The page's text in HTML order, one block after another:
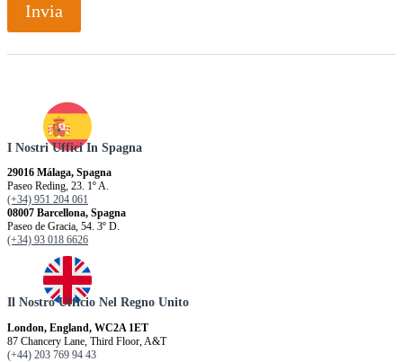
Invia
I Nostri Uffici In Spagna
29016 Málaga, Spagna
Paseo Reding, 23. 1º A.
(+34) 951 204 061
08007 Barcellona, ​​Spagna
Paseo de Gracia, 54. 3º D.
(+34) 93 018 6626
Il Nostro Ufficio Nel Regno Unito
London, England, WC2A 1ET
87 Chancery Lane, Third Floor, A&T
(+44) 203 769 94 43